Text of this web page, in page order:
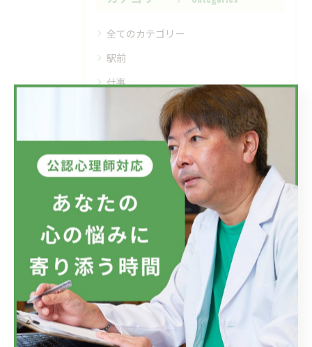
全てのカテゴリー
駅前
仕事
メンタルヘルス
最近の投稿 Recent Posts
2026/07/08